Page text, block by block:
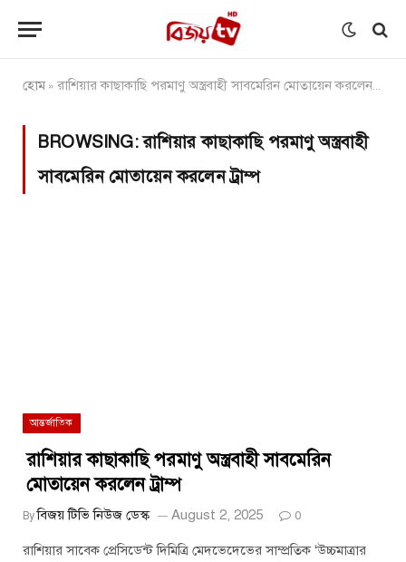
হোম» রাশিয়ার কাছাকাছি পরমাণু অস্ত্রবাহী সাবমেরিন মোতায়েন করলেন ট্রাম্প
BROWSING:রাশিয়ার কাছাকাছি পরমাণু অস্ত্রবাহী
সাবমেরিন মোতায়েন করলেন ট্রাম্প
আন্তর্জাতিক
রাশিয়ার কাছাকাছি পরমাণু অস্ত্রবাহী সাবমেরিন
মোতায়েন করলেন ট্রাম্প
By বিজয় টিভি নিউজ ডেস্ক August 2, 2025 0
রাশিয়ার সাবেক প্রেসিডেন্ট দিমিত্রি মেদভেদেভের সাম্প্রতিক ‘উচ্চমাত্রার